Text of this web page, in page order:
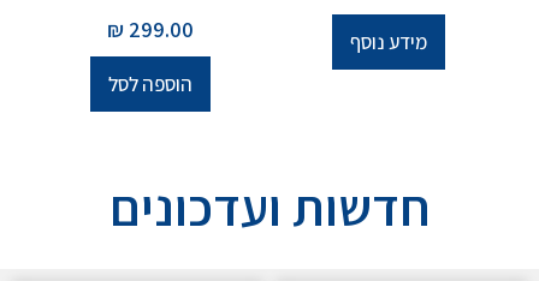
מידע נוסף 299.00
₪
הוספה לסל
חדשות ועדכונים